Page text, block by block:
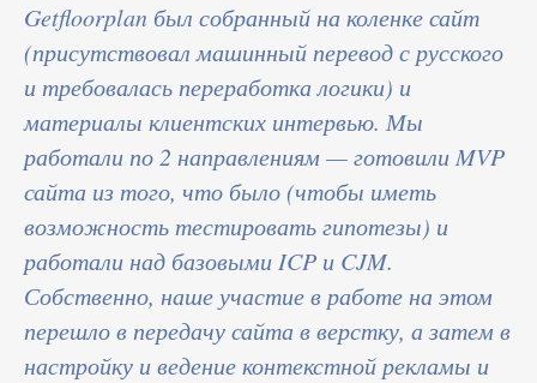
Getfloorplan был собранный на коленке сайт
(присутствовал машинный перевод с русского
и требовалась переработка логики) и
материалы клиентских интервью. Мы
работали по 2 направлениям — готовили MVP
сайта из того, что было (чтобы иметь
возможность тестировать гипотезы) и
работали над базовыми ICP и CJM.
Собственно, наше участие в работе на этом
перешло в передачу сайта в верстку, а затем в
настройку и ведение контекстной рекламы и